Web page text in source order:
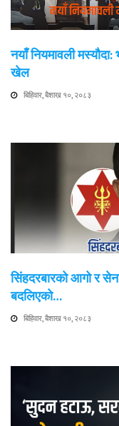
नयाँ नियमावली
खेल
बिहिवार, बैशाख १०, २०८३
सिंहदरबारको आगो र
बदलिएको…
बिहिवार, बैशाख १०, २०८३